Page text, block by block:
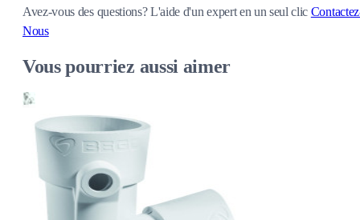
Avez-vous des questions?L'aide d'un expert en un seul clic
Nous
Vous pourriez aussi aimer